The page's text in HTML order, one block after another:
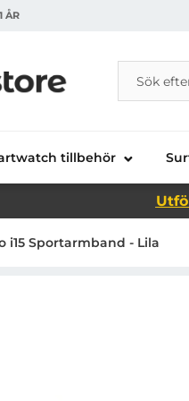
1 ÅR
för Danira Telecom AB
Sök
Sök på
tillbehör
i15 Sportarmband - Lila